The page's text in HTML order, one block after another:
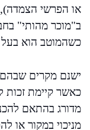
ב"מוכר מהותי"
כשהמוטב הוא בעל
ישנם מקרים
כאשר קיימת זכות
מדורג בהתאם
מניכוי במקור או